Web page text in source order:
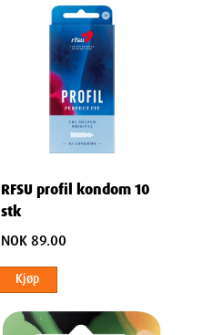
RFSU profil kondom 10
stk
NOK 89.00
Kjøp